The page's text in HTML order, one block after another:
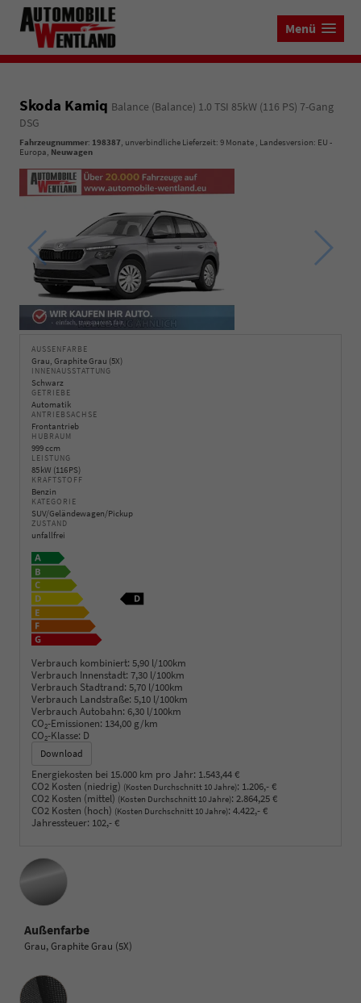
Menü
Skoda Kamiq Balance (Balance) 1.0 TSI 85kW (116 PS) 7-Gang
DSG
Fahrzeugnummer: 198387, unverbindliche Lieferzeit: 9 Monate , Landesversion: EU -
Europa, Neuwagen
AUSSENFARBE
Grau, Graphite Grau (5X)
INNENAUSSTATTUNG
Schwarz
GETRIEBE
Automatik
ANTRIEBSACHSE
Frontantrieb
HUBRAUM
999 ccm
LEISTUNG
85 kW (116 PS)
KRAFTSTOFF
Benzin
KATEGORIE
SUV/Geländewagen/Pickup
ZUSTAND
unfallfrei
Verbrauch kombiniert: 5,90 l/100km
Verbrauch Innenstadt: 7,30 l/100km
Verbrauch Stadtrand: 5,70 l/100km
Verbrauch Landstraße: 5,10 l/100km
Verbrauch Autobahn: 6,30 l/100km
CO2-Emissionen: 134,00 g/km
CO2-Klasse: D
Download
Energiekosten bei 15.000 km pro Jahr: 1.543,44 €
CO2 Kosten (niedrig) (Kosten Durchschnitt 10 Jahre): 1.206,- €
CO2 Kosten (mittel) (Kosten Durchschnitt 10 Jahre): 2.864,25 €
CO2 Kosten (hoch) (Kosten Durchschnitt 10 Jahre): 4.422,- €
Jahressteuer: 102,- €
Außenfarbe
Grau, Graphite Grau (5X)
Innenausstattung